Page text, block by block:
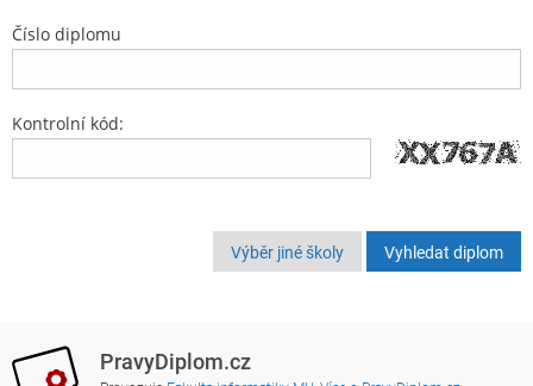
Číslo diplomu
Kontrolní kód:
Výběr jiné školy
PravyDiplom.cz